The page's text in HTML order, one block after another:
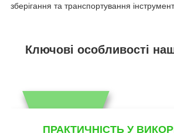
зберігання та транспортування
Ключові особливості
ПРАКТИЧНІСТЬ У